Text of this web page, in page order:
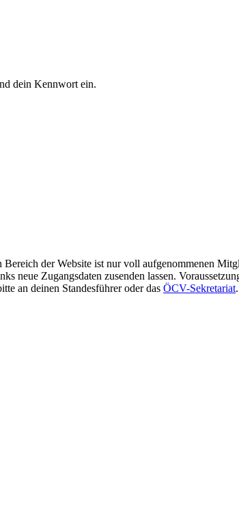
dein Kennwort ein.
der Website ist nur voll aufgenommenen
neue Zugangsdaten zusenden lassen.
an deinen Standesführer oder das ÖCV-Sekretariat.